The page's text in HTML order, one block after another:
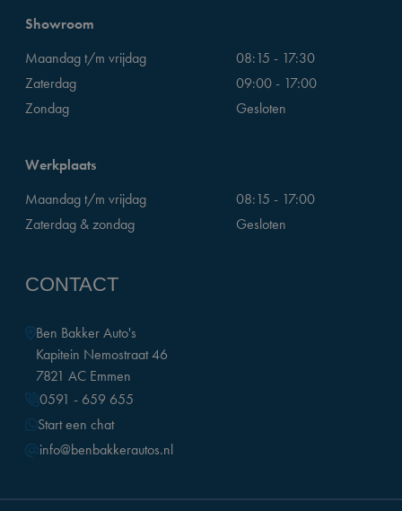
Showroom
Maandag t/m vrijdag
08:15 - 17:30
Zaterdag
09:00 - 17:00
Zondag
Gesloten
Werkplaats
Maandag t/m vrijdag
08:15 - 17:00
Zaterdag & zondag
Gesloten
CONTACT
Ben Bakker Auto's
Kapitein Nemostraat 46
7821 AC Emmen
0591 - 659 655
Start een chat
info@benbakkerautos.nl